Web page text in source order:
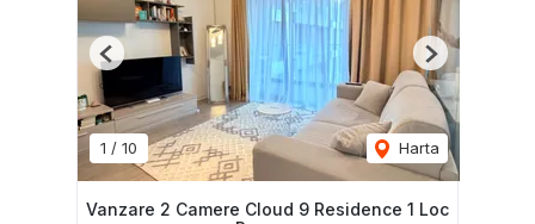
1 / 10 Harta
Previous Next
Vanzare 2 Camere Cloud 9 Residence 1 Loc